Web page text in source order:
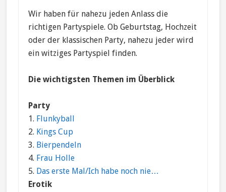
Wir haben für nahezu jeden Anlass die
richtigen Partyspiele. Ob Geburtstag, Hochzeit
oder der klassischen Party, nahezu jeder wird
ein witziges Partyspiel finden.
Die wichtigsten Themen im Überblick
Party
1. Flunkyball
2. Kings Cup
3. Bierpendeln
4. Frau Holle
5. Das erste Mal/Ich habe noch nie…
Erotik